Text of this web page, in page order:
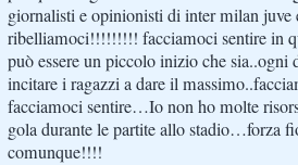
giornalisti e opinionisti di inter milan juve
ribelliamoci!!!!!!!!! facciamoci sentire in
può essere un piccolo inizio che sia..ogni
incitare i ragazzi a dare il
facciamoci sentire…Io non ho molte
gola durante le partite allo stadio…forza
comunque!!!!